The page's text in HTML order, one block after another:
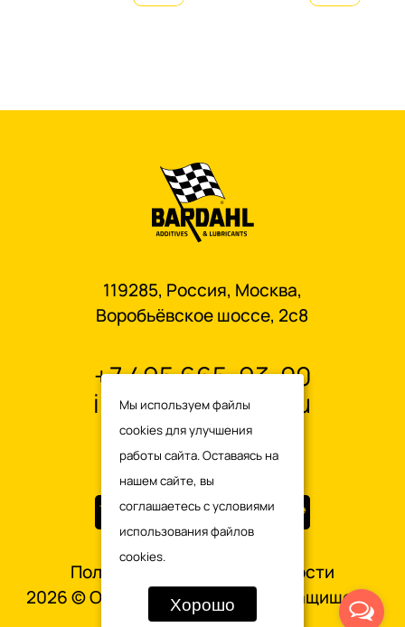
119285, Россия, Москва,
Воробьёвское шоссе, 2с8
+7 495 665-93-00
info@oilbardahl.ru
2026 © OILBARDAHL. Все права защищены.
Политика конфиденциальности
Мы используем файлы
cookies для улучшения
работы сайта. Оставаясь на
нашем сайте, вы
соглашаетесь сусловиями
использования файлов
cookies.
Хорошо